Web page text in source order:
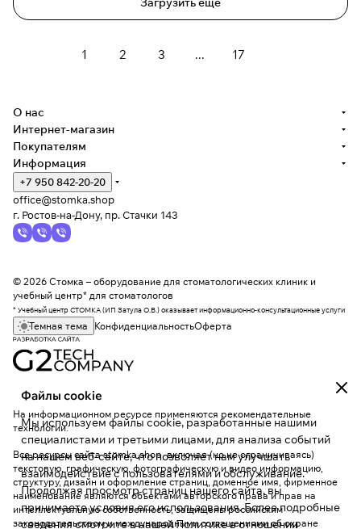
1 2 3 ... 17
Файлы cookie
Мы используем файлы cookie, разработанные нашими
специалистами и третьими лицами, для анализа событий
на нашем веб-сайте, что позволяет нам улучшать
взаимодействие с пользователями и обслуживание.
Продолжая просмотр страниц нашего сайта, вы
принимаете условия его использования. Более подробные
сведения смотрите в нашейПолитике в отношении
О нас
Интернет-магазин
Покупателям
Информация
+7 950 842-20-20
office@stomka.shop
г. Ростов-на-Дону, пр. Стачки 143
© 2026 Стомка – оборудование для стоматологических клиник и
учебный центр* для стоматологов
* Учебный центр СТОМКА (ИП Затула О.В.) оказывает информационно-консультационные услуги
Темная тема КонфиденциальностьОферта
На информационном ресурсе применяются рекомендательные
технологии.
Все ресурсы сайта stomka.shop, включая (но не ограничиваясь)
текстовую, графическую, фотографическую и видео информацию,
структуру, дизайн и оформление страниц, доменное имя, фирменное
наименование являются объектами авторского права и прав на
интеллектуальную собственность, защищены российским
законодательством и международными соглашениями об охране